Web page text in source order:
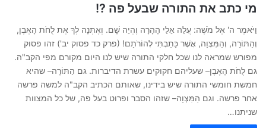
מי כתב את התורה שבעל פה ?!
וַיֹּאמֶר ה' אֶל מֹשֶׁה: עֲלֵה אֵלַי הָהָרָה וֶהְיֵה שָׁם. וְאֶתְּנָה לְךָ אֶת לֻחֹת הָאֶבֶן,
וְהַתּוֹרָה, וְהַמִּצְוָה, אֲשֶׁר כָּתַבְתִּי לְהוֹרֹתָם! (פרק כד פסוק יב') זהו פסוק
מפורש שמראה לנו שכל חלקי התורה שיש לנו היום מקורם מפי הקב"ה.
גם לֻחֹת הָאֶבֶן– שעליהם חקוקים עשרת הדיברות. גם הַתּוֹרָה– שהיא
חמשת חומשי התורה שיש בידינו, שאותם הכתיב הקב"ה למשה פרשה
אחר פרשה. וגם הַמִּצְוָה– שזהו הסבר ופרוט בעל פה, של כל המצוות
שניתנו…